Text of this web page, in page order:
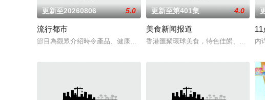
更新至20260806 5.0
流行都市
節目為觀眾介紹時令產品、健康養生、健體運動、護膚化妝、時尚服飾、嬰
更新至第401集 4.0
美食新闻报道
香港匯聚環球美食，特色佳餚、貼地料内